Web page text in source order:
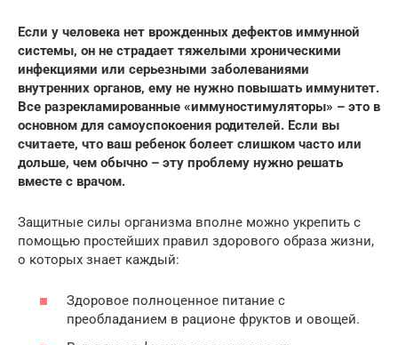
Если у человека нет врожденных дефектов иммунной
системы, он не страдает тяжелыми хроническими
инфекциями или серьезными заболеваниями
внутренних органов, ему не нужно повышать иммунитет.
Все разрекламированные «иммуностимуляторы» – это в
основном для самоуспокоения родителей. Если вы
считаете, что ваш ребенок болеет слишком часто или
дольше, чем обычно – эту проблему нужно решать
вместе с врачом.
Защитные силы организма вполне можно укрепить с
помощью простейших правил здорового образа жизни,
о которых знает каждый:
Здоровое полноценное питание с
преобладанием в рационе фруктов и овощей.